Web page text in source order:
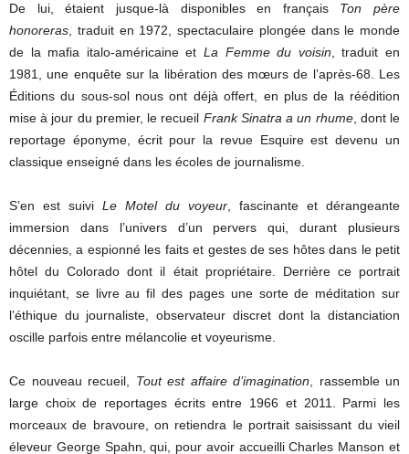
De lui, étaient jusque-là disponibles en français Ton père
honoreras , traduit en 1972, spectaculaire plongée dans le monde
de la mafia italo-américaine et La Femme du voisin , traduit en
1981, une enquête sur la libération des mœurs de l’après-68. Les
Éditions du sous-sol nous ont déjà offert, en plus de la réédition
mise à jour du premier, le recueil Frank Sinatra a un rhume, dont le
reportage éponyme, écrit pour la revue Esquire est devenu un
classique enseigné dans les écoles de journalisme.
S’en est suivi Le Motel du voyeur , fascinante et dérangeante
immersion dans l’univers d’un pervers qui, durant plusieurs
décennies, a espionné les faits et gestes de ses hôtes dans le petit
hôtel du Colorado dont il était propriétaire. Derrière ce portrait
inquiétant, se livre au fil des pages une sorte de méditation sur
l’éthique du journaliste, observateur discret dont la distanciation
oscille parfois entre mélancolie et voyeurisme.
Ce nouveau recueil, Tout est affaire d’imagination , rassemble un
large choix de reportages écrits entre 1966 et 2011. Parmi les
morceaux de bravoure, on retiendra le portrait saisissant du vieil
éleveur George Spahn, qui, pour avoir accueilli Charles Manson et